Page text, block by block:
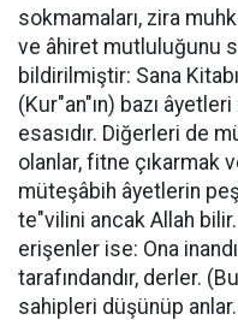
sokmamaları, zira
ve âhiret mutluluğunu
bildirilmiştir: Sana
(Kur"an"ın) bazı
esasıdır. Diğerleri de
olanlar, fitne çıkarmak
müteşâbih âyetlerin
te"vilini ancak Allah
erişenler ise: Ona
tarafındandır, derler.
sahipleri düşünüp